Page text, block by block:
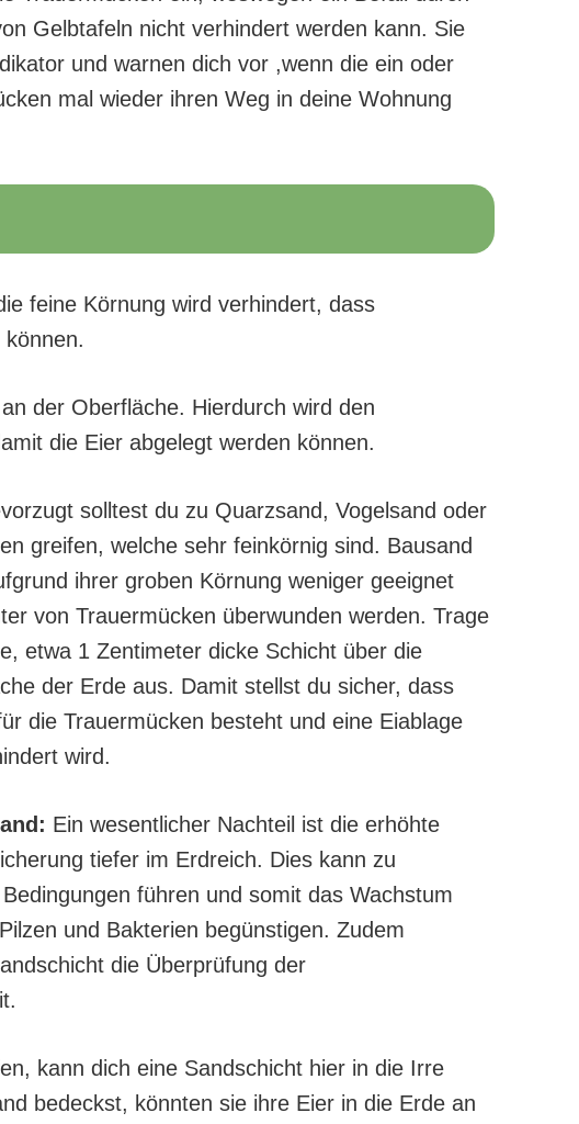
Gelbtafeln nicht verhindert werden kann. Sie
und warnen dich vor ,wenn die ein oder
mal wieder ihren Weg in deine Wohnung
feine Körnung wird verhindert, dass
der Oberfläche. Hierdurch wird den
die Eier abgelegt werden können.
solltest du zu Quarzsand, Vogelsand oder
greifen, welche sehr feinkörnig sind. Bausand
ihrer groben Körnung weniger geeignet
von Trauermücken überwunden werden. Trage
etwa 1 Zentimeter dicke Schicht über die
der Erde aus. Damit stellst du sicher, dass
die Trauermücken besteht und eine Eiablage
wird.
Ein wesentlicher Nachteil ist die erhöhte
tiefer im Erdreich. Dies kann zu
führen und somit das Wachstum
und Bakterien begünstigen. Zudem
die Überprüfung der
kann dich eine Sandschicht hier in die Irre
bedeckst, könnten sie ihre Eier in die Erde an